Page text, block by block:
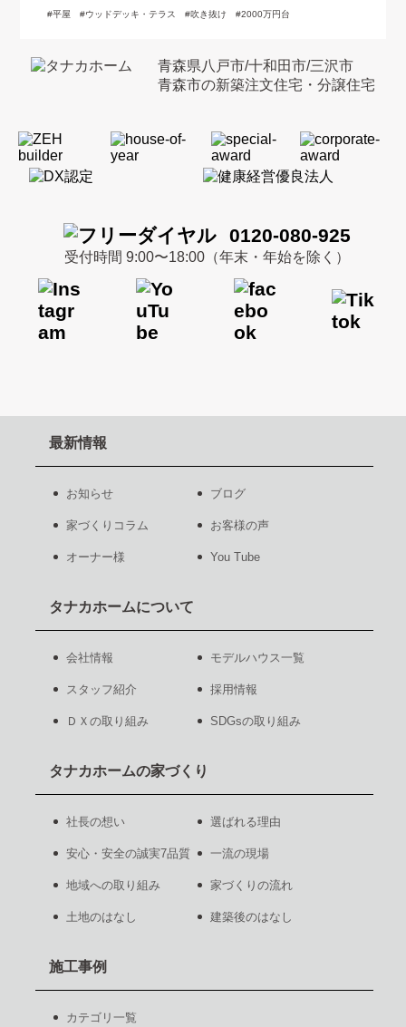
平屋 ウッドデッキ・テラス 吹き抜け 2000万円台
青森県八戸市/十和田市/三沢市
青森市の新築注文住宅・分譲住宅
0120-080-925
受付時間 9:00〜18:00（年末・年始を除く）
最新情報
お知らせ ブログ
家づくりコラム お客様の声
オーナー様 You Tube
タナカホームについて
会社情報 モデルハウス一覧
スタッフ紹介 採用情報
ＤＸの取り組み SDGsの取り組み
タナカホームの家づくり
社長の想い 選ばれる理由
安心・安全の誠実7品質 一流の現場
地域への取り組み 家づくりの流れ
土地のはなし 建築後のはなし
施工事例
カテゴリ一覧